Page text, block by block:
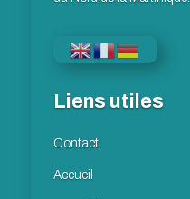
Liens utiles
Contact
Accueil